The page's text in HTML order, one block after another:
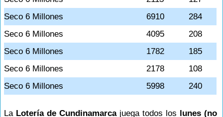
Seco 6 Millones
6910
284
Seco 6 Millones
4095
208
Seco 6 Millones
1782
185
Seco 6 Millones
2178
108
Seco 6 Millones
5998 240
La Lotería de Cundinamarcajuega todos los lunes (no